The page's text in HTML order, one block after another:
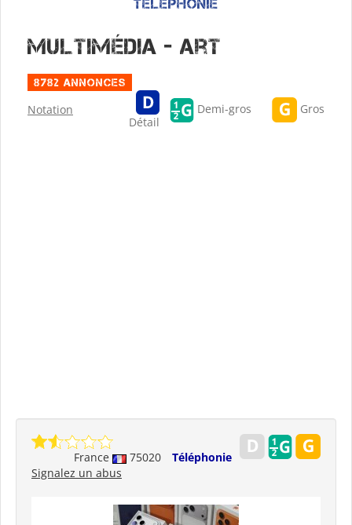
Téléphonie
Multimédia - Art
8782 Annonces
Notation
Détail
Demi-gros Gros
France 75020
Téléphonie
Signalez un abus